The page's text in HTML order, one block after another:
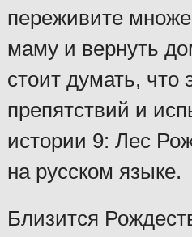
переживите
маму и вернуть
стоит думать, что
препятствий и
истории 9: Лес
на русском языке.
Близится